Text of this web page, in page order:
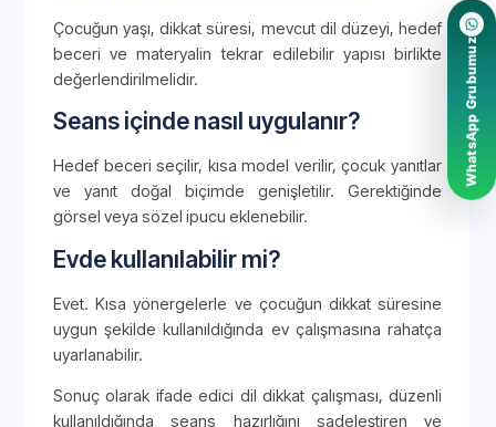
Çocuğun yaşı, dikkat süresi, mevcut dil düzeyi, hedef
beceri ve materyalin tekrar edilebilir yapısı birlikte
değerlendirilmelidir.
Seans içinde nasıl uygulanır?
Hedef beceri seçilir, kısa model verilir, çocuk yanıtlar
ve yanıt doğal biçimde genişletilir. Gerektiğinde
görsel veya sözel ipucu eklenebilir.
Evde kullanılabilir mi?
Evet. Kısa yönergelerle ve çocuğun dikkat süresine
uygun şekilde kullanıldığında ev çalışmasına rahatça
uyarlanabilir.
Sonuç olarak ifade edici dil dikkat çalışması, düzenli
kullanıldığında seans hazırlığını sadeleştiren ve
WhatsApp Grubumuz